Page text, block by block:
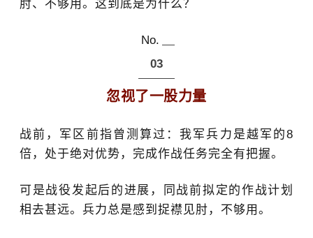
肘、不够用。这到底是为什么？
No.
03
忽视了一股力量
战前，军区前指曾测算过：我军兵力是越军的8
倍，处于绝对优势，完成作战任务完全有把握。
可是战役发起后的进展，同战前拟定的作战计划
相去甚远。兵力总是感到捉襟见肘，不够用。